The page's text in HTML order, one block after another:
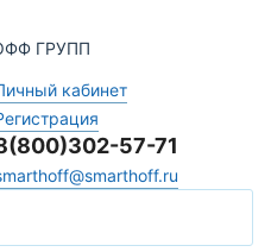
кабинет
57-71